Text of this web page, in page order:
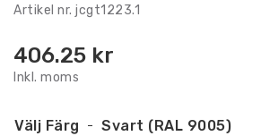
Artikel nr. jcgt1223.1
406.25 kr
Inkl. moms
Välj Färg Svart (RAL 9005)